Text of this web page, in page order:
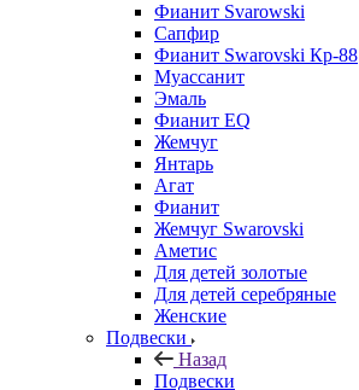
Фианит Svarowski
Сапфир
Фианит Swarovski Кр-88
Муассанит
Эмаль
Фианит EQ
Жемчуг
Янтарь
Агат
Фианит
Жемчуг Swarovski
Аметис
Для детей золотые
Для детей серебряные
Женские
Подвески
Назад
Подвески